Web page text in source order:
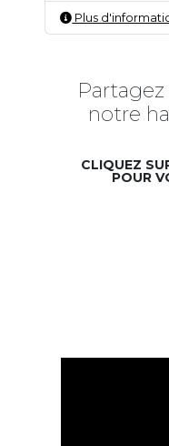
Plus
notre
CLIQUEZ
POUR